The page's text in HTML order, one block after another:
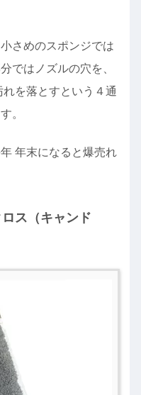
さめのスポンジでは
ではノズルの穴を、
を落とすという４通
。
年末になると爆売れ
ス（キャンド